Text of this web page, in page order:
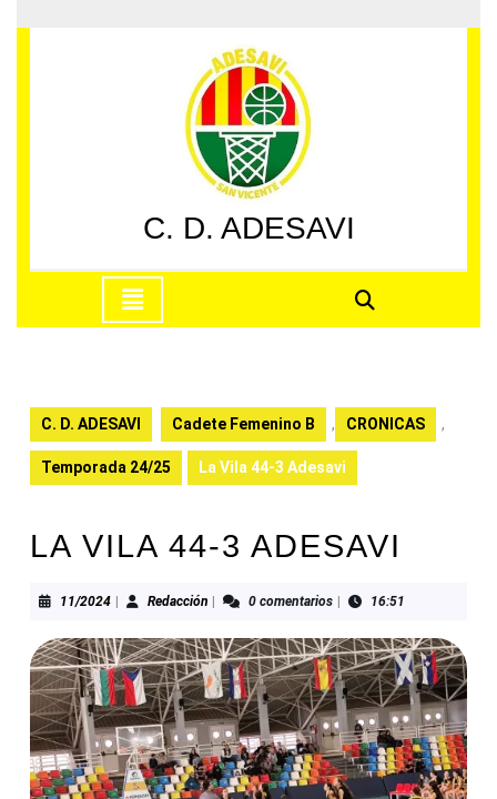
al
C. D. ADESAVI
apertura
C. D. ADESAVI Cadete Femenino B , CRONICAS ,
Temporada 24/25 La Vila 44-3 Adesavi
LA VILA 44-3 ADESAVI
11/202411/2024RedacciónRedacción0 comentarios 16:51